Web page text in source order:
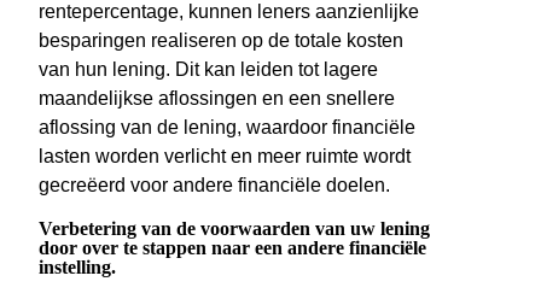
rentepercentage, kunnen leners aanzienlijke
besparingen realiseren op de totale kosten
van hun lening. Dit kan leiden tot lagere
maandelijkse aflossingen en een snellere
aflossing van de lening, waardoor financiële
lasten worden verlicht en meer ruimte wordt
gecreëerd voor andere financiële doelen.
Verbetering van de voorwaarden van uw lening
door over te stappen naar een andere financiële
instelling.